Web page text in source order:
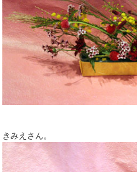
きみえさん。